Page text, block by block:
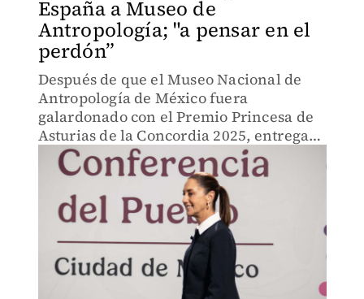
España a Museo de
Antropología; "a pensar en el
perdón”
Después de que el Museo Nacional de
Antropología de México fuera
galardonado con el Premio Princesa de
Asturias de la Concordia 2025, entregado
por España, Sheinbaum Pardo afirmó
que esta es una oportunidad para que se
comience a pensar en pedir perd